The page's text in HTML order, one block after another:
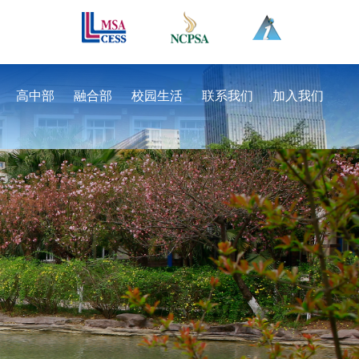
高中部 融合部 校园生活 联系我们 加入我们